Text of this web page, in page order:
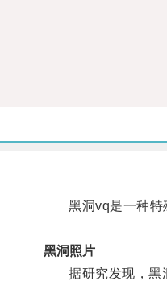
黑洞vq是一种特殊
黑洞照片
据研究发现，黑洞